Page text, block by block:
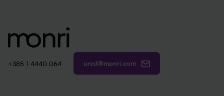
+385 1 4440 064 ured@monri.com